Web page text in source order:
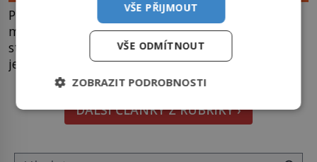
Plastická chirurgie se často považuje za vynález
moderní medicíny. Ve skutečnosti jsou její kořeny
staré více než dva a půl tisíce let. V dobách, kdy
ještě neexistují antibiotika ani anestezie, se
odvážní lékaři pokoušejí vracet lidem tváře
metody jsou překvapivě promyšlené a některé
principy používají chirurgové dodnes. Úplně první
DALŠÍ ČLÁNKY Z RUBRIKY ›
VŠE PŘIJMOUT
VŠE ODMÍTNOUT
ZOBRAZIT PODROBNOSTI